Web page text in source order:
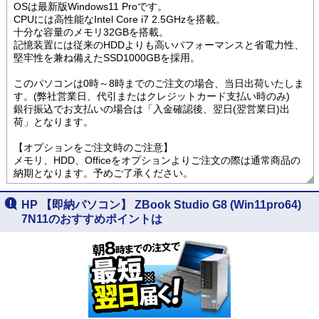
OSは最新版Windows11 Proです。
CPUには高性能なIntel Core i7 2.5GHzを搭載。
十分な容量のメモリ32GBを搭載。
記憶装置には従来のHDDよりも高いパフォーマンスと省電力性、
堅牢性を兼ね備えたSSD1000GBを採用。
このパソコンは0時～8時までのご注文の場合、当日出荷いたしま
す。(弊社営業日、代引またはクレジットカード支払い時のみ)
銀行振込でお支払いの場合は「入金確認後、翌日(翌営業日)出
荷」となります。
【オプションをご注文時のご注意】
メモリ、HDD、Officeをオプションよりご注文の際は通常商品の
納期となります。予めご了承ください。
HP 【即納パソコン】 ZBook Studio G8 (Win11pro64)
7N11のおすすめポイントは